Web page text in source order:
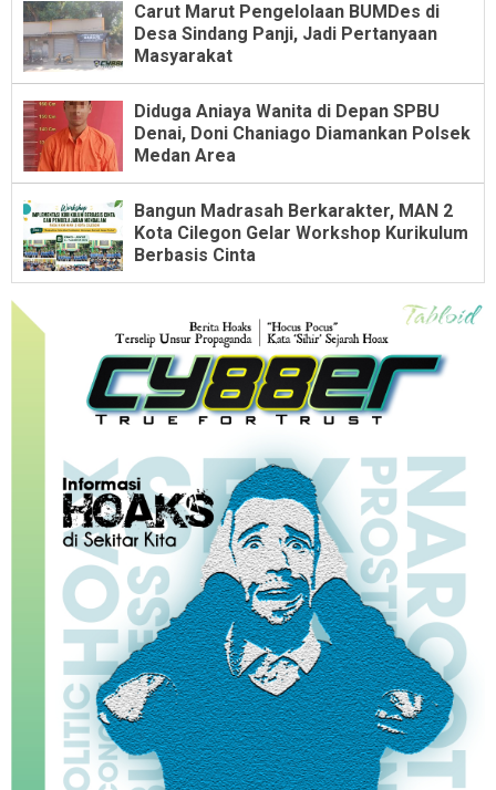
Carut Marut Pengelolaan BUMDes di
Desa Sindang Panji, Jadi Pertanyaan
Masyarakat
Diduga Aniaya Wanita di Depan SPBU
Denai, Doni Chaniago Diamankan Polsek
Medan Area
Bangun Madrasah Berkarakter, MAN 2
Kota Cilegon Gelar Workshop Kurikulum
Berbasis Cinta